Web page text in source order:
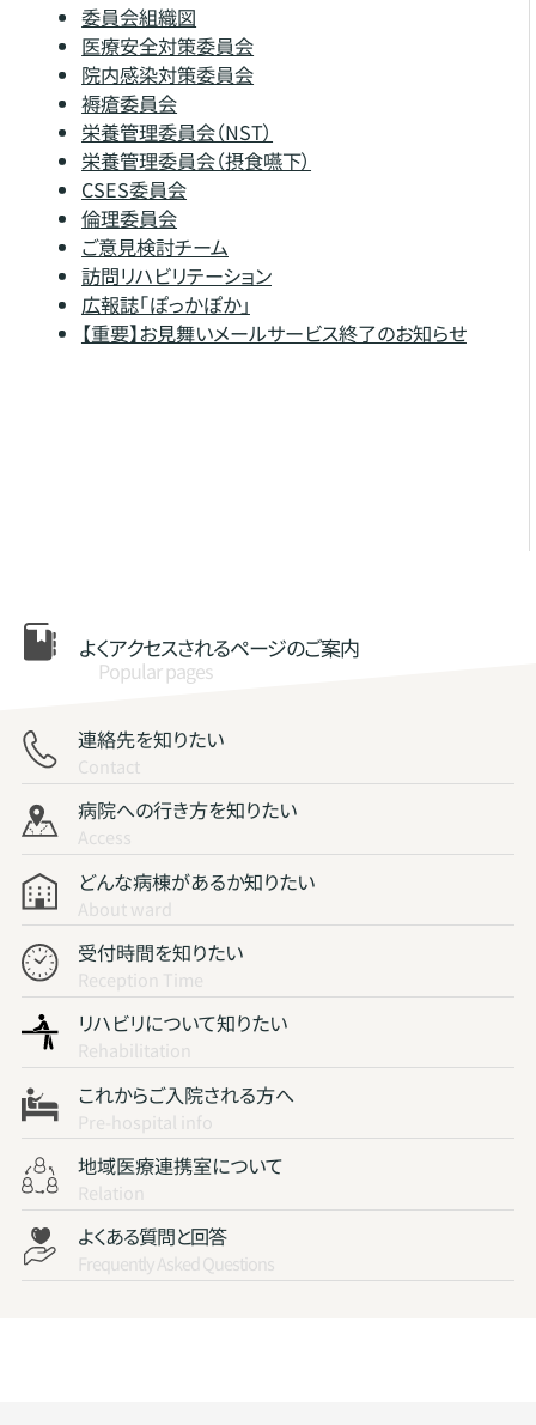
委員会組織図
医療安全対策委員会
院内感染対策委員会
褥瘡委員会
栄養管理委員会（NST）
栄養管理委員会（摂食嚥下）
CSES委員会
倫理委員会
ご意見検討チーム
訪問リハビリテーション
広報誌「ぽっかぽか」
【重要】お見舞いメールサービス終了のお知らせ
よくアクセスされるページのご案内
Popular pages
連絡先を知りたい
Contact
病院への行き方を知りたい
Access
どんな病棟があるか知りたい
About ward
受付時間を知りたい
Reception Time
リハビリについて知りたい
Rehabilitation
これからご入院される方へ
Pre-hospital info
地域医療連携室について
Relation
よくある質問と回答
Frequently Asked Questions